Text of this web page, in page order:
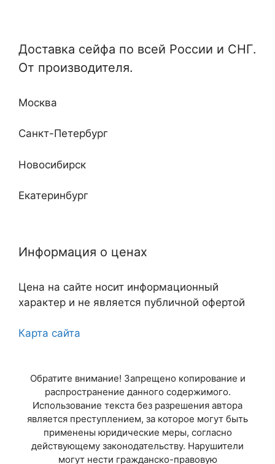
Кабинетные
Недорогие
Отдельные и монтируемые
и огню
Доставка сейфа по всей России и СНГ.
От производителя.
Москва
Санкт-Петербург
Новосибирск
Екатеринбург
Казань
Самара
Ростов-на-Дону
Уфа
Красноярск
Информация о ценах
Цена на сайте носит информационный
характер и не является публичной офертой
Карта сайта
Обратите внимание! Запрещено копирование и
распространение данного содержимого.
Использование текста без разрешения автора
является преступлением, за которое могут быть
применены юридические меры, согласно
действующему законодательству. Нарушители
могут нести гражданско-правовую